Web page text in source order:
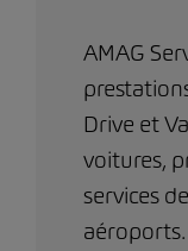
AMAG
Drive et
voitures,
services